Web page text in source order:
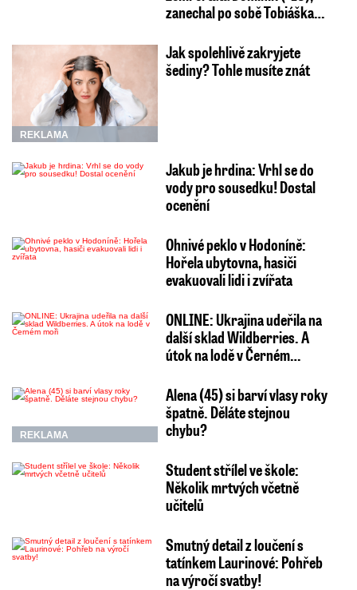
zanechal po sobě Tobiáška…
REKLAMA
Jak spolehlivě zakryjete
šediny? Tohle musíte znát
Jakub je hrdina: Vrhl se do
vody pro sousedku! Dostal
ocenění
Ohnivé peklo v Hodoníně:
Hořela ubytovna, hasiči
evakuovali lidi i zvířata
ONLINE: Ukrajina udeřila na
další sklad Wildberries. A
útok na lodě v Černém…
REKLAMA
Alena (45) si barví vlasy roky
špatně. Děláte stejnou
chybu?
Student střílel ve škole:
Několik mrtvých včetně
učitelů
Smutný detail z loučení s
tatínkem Laurinové: Pohřeb
na výročí svatby!